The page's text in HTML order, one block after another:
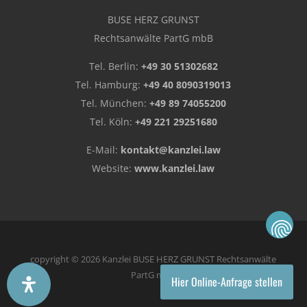
Hier Online-Anfrage stellen
BUSE HERZ GRUNST
Rechtsanwälte PartG mbB
Tel. Berlin: +49 30 51302682
Tel. Hamburg:+49 40 8090319013
Tel. München: +49 89 74055200
Tel. Köln: +49 221 29251680
E-Mail: kontakt@kanzlei.law
Website:www.kanzlei.law
copyright © 2026 Kanzlei BUSE HERZ GRUNST Rechtsanwälte
PartG mbB